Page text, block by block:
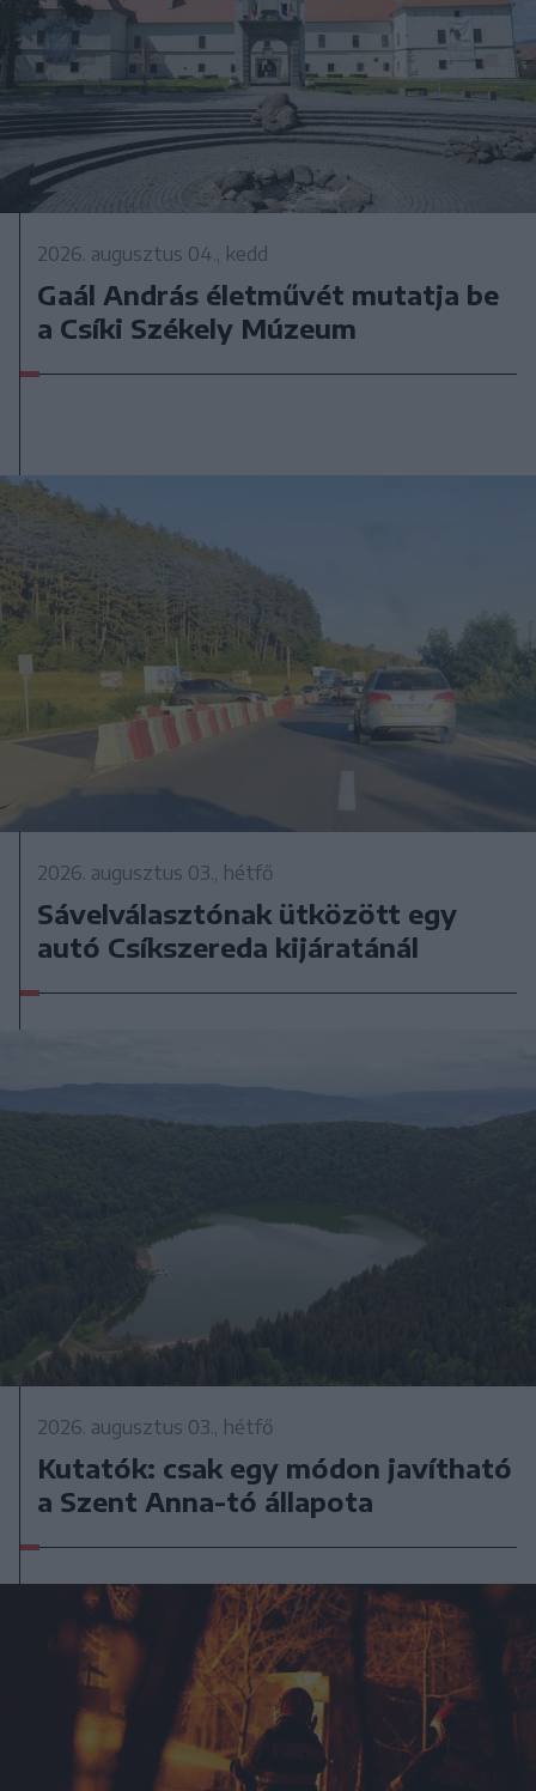
2026. augusztus 04., kedd
Gaál András életművét mutatja be
a Csíki Székely Múzeum
2026. augusztus 03., hétfő
Sávelválasztónak ütközött egy
autó Csíkszereda kijáratánál
2026. augusztus 03., hétfő
Kutatók: csak egy módon javítható
a Szent Anna-tó állapota